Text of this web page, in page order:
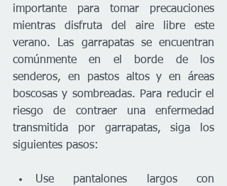
importante para tomar precauciones
mientras disfruta del aire libre este
verano. Las garrapatas se encuentran
comúnmente en el borde de los
senderos, en pastos altos y en áreas
boscosas y sombreadas. Para reducir el
riesgo de contraer una enfermedad
transmitida por garrapatas, siga los
siguientes pasos:
Use pantalones largos con